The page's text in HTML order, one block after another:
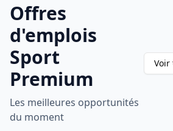
Offres
d'emplois
Sport
Premium
Les meilleures opportunités
du moment
Voir